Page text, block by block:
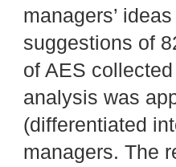
managers’
suggestions of
of AES
analysis was
(differentiated
managers. The